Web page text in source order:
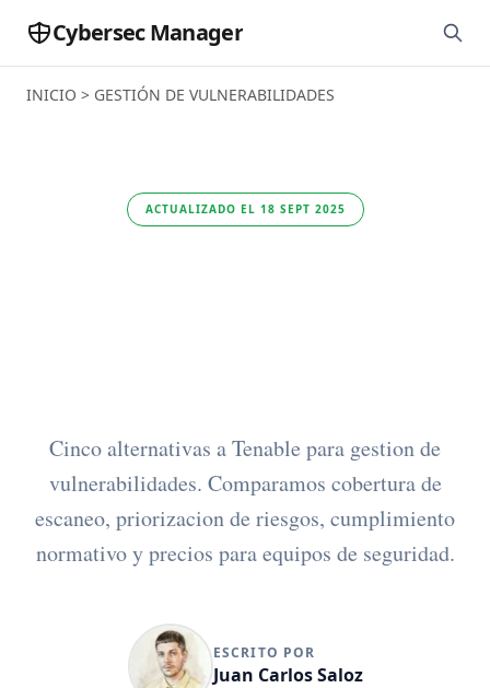
Cybersec Manager
INICIO > GESTIÓN DE VULNERABILIDADES
ACTUALIZADO EL 18 SEPT 2025
Cinco alternativas a Tenable para gestion de
vulnerabilidades. Comparamos cobertura de
escaneo, priorizacion de riesgos, cumplimiento
normativo y precios para equipos de seguridad.
ESCRITO POR
Juan Carlos Saloz